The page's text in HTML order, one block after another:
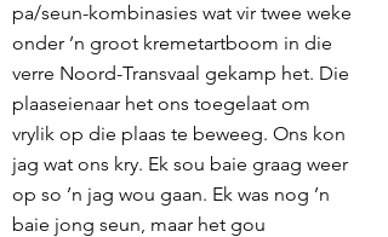
pa/seun-kombinasies wat vir twee weke
onder ’n groot kremetartboom in die
verre Noord-Transvaal gekamp het. Die
plaaseienaar het ons toegelaat om
vrylik op die plaas te beweeg. Ons kon
jag wat ons kry. Ek sou baie graag weer
op so ’n jag wou gaan. Ek was nog ’n
baie jong seun, maar het gou